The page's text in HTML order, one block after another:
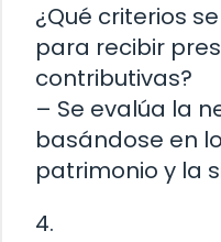
¿Qué criterios
para recibir
contributivas?
– Se evalúa la
basándose en
patrimonio y la
4.